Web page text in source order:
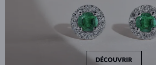
DÉCOUVRIR